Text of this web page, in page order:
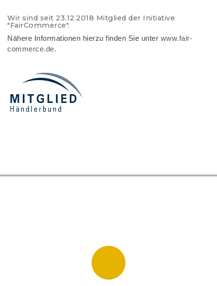
Wir sind seit 23.12.2018 Mitglied der Initiative
"FairCommerce".
Nähere Informationen hierzu finden Sie unter www.fair-
commerce.de.